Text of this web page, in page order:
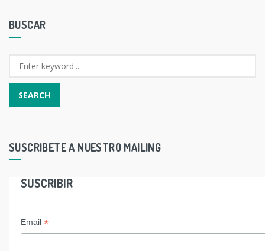
BUSCAR
SUSCRIBETE A NUESTRO MAILING
SUSCRIBIR
Email *